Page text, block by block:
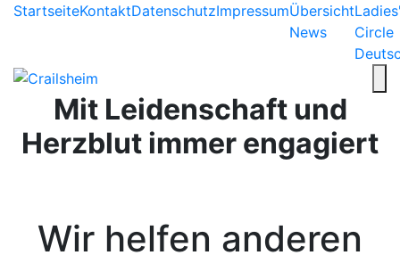
StartseiteKontaktDatenschutzImpressumÜbersicht
News
Circle
Mit Leidenschaft und
Herzblut immer engagiert
Wir helfen anderen